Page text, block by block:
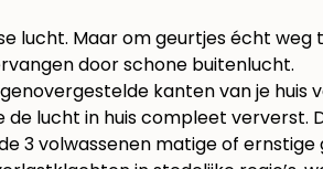
lucht. Maar om geurtjes écht
door schone buitenlucht.
kanten van je huis
lucht in huis compleet ververst.
3 volwassenen matige of